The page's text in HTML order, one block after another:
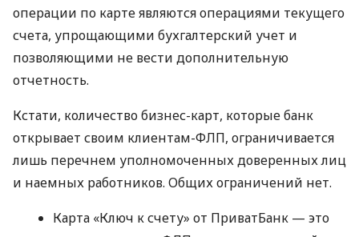
операции по карте являются операциями текущего
счета, упрощающими бухгалтерский учет и
позволяющими не вести дополнительную
отчетность.
Кстати, количество бизнес-карт, которые банк
открывает своим клиентам-ФЛП, ограничивается
лишь перечнем уполномоченных доверенных лиц
и наемных работников. Общих ограничений нет.
Карта «Ключ к счету» от ПриватБанк — это